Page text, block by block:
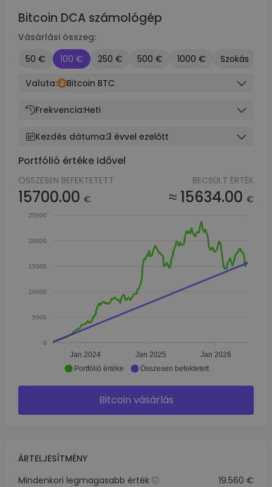
Bitcoin DCA számológép
Vásárlási összeg:
50 €
100 € 250 € 500 € 1000 €
Szokás
Valuta:
Bitcoin BTC
Frekvencia:Heti
Kezdés dátuma:3 évvel ezelőtt
Portfólió értéke idővel
ÖSSZESEN BEFEKTETETT
15700.00 €
BECSÜLT ÉRTÉK
≈ 15634.00 €
25000
20000
15000
10000
5000
0
Jan 2024 Jan 2025 Jan 2026
Portfólió értéke Összesen befektetett
Bitcoin vásárlás
ÁRTELJESÍTMÉNY
Mindenkori legmagasabb érték
19.560 €